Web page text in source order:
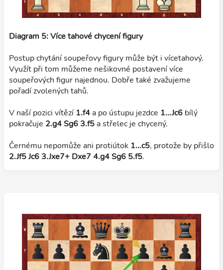
Diagram 5: Více tahové chycení figury
Postup chytání soupeřovy figury může být i vícetahový.
Využít při tom můžeme nešikovné postavení více
soupeřových figur najednou. Dobře také zvažujeme
pořadí zvolených tahů.
V naší pozici vítězí 1.f4a po ústupu jezdce 1...Jc6 bílý
pokračuje 2.g4 Sg6 3.f5a střelec je chycený.
Černému nepomůže ani protiútok 1...c5, protože by přišlo
2.Jf5 Jc6 3.Jxe7+ Dxe7 4.g4 Sg6 5.f5.